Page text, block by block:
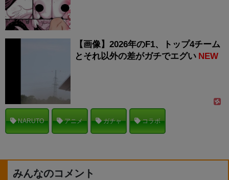
【画像】2026年のF1、トップ4チーム
とそれ以外の差がガチでエグい NEW
NARUTO アニメ ガチャ コラボ
みんなのコメント